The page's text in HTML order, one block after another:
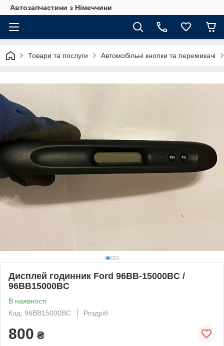
Автозапчастини з Німеччини
Товари та послуги Автомобільні кнопки та перемикачі
Дисплей годинник Ford 96BB-15000BC /
96BB15000BC
В наявності
Код: 96BB15000BC
Роздріб
800 ₴